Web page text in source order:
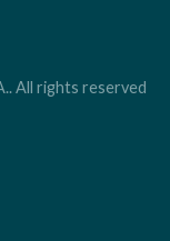
All rights reserved